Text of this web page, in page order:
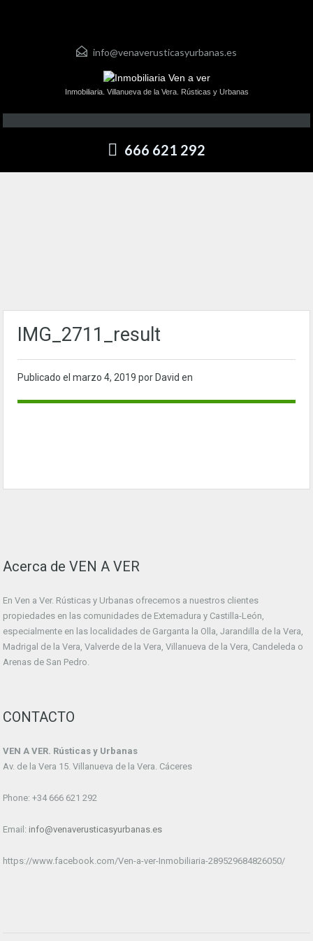
info@venaverusticasyurbanas.es
Inmobiliaria. Villanueva de la Vera. Rústicas y Urbanas
666 621 292
IMG_2711_result
Publicado el marzo 4, 2019 por David en
Acerca de VEN A VER
En Ven a Ver. Rústicas y Urbanas ofrecemos a nuestros clientes
propiedades en las comunidades de Extemadura y Castilla-León,
especialmente en las localidades de Garganta la Olla, Jarandilla de la Vera,
Madrigal de la Vera, Valverde de la Vera, Villanueva de la Vera, Candeleda o
Arenas de San Pedro.
CONTACTO
VEN A VER. Rústicas y Urbanas
Av. de la Vera 15. Villanueva de la Vera. Cáceres
Phone: +34 666 621 292
Email: info@venaverusticasyurbanas.es
https://www.facebook.com/Ven-a-ver-Inmobiliaria-289529684826050/